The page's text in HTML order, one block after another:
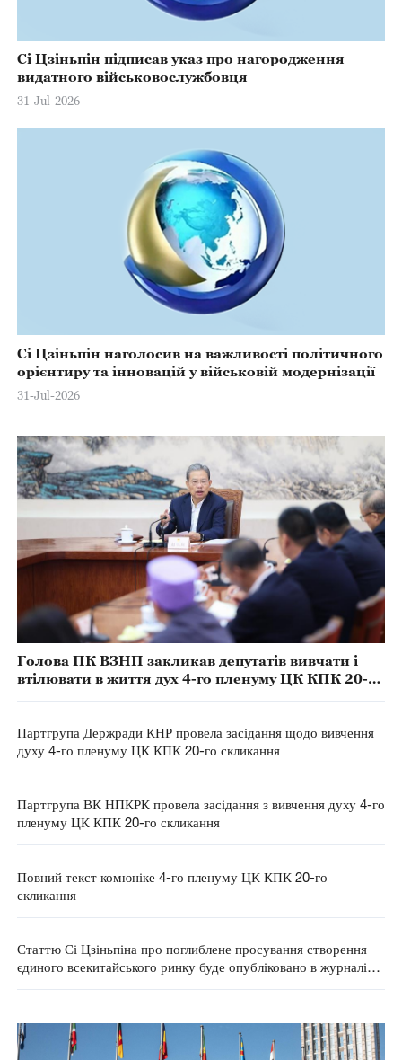
Сі Цзіньпін підписав указ про нагородження
видатного військовослужбовця
31-Jul-2026
Сі Цзіньпін наголосив на важливості політичного
орієнтиру та інновацій у військовій модернізації
31-Jul-2026
Голова ПК ВЗНП закликав депутатів вивчати і
втілювати в життя дух 4-го пленуму ЦК КПК 20-го
Партгрупа Держради КНР провела засідання щодо вивчення
духу 4-го пленуму ЦК КПК 20-го скликання
Партгрупа ВК НПКРК провела засідання з вивчення духу 4-го
пленуму ЦК КПК 20-го скликання
Повний текст комюніке 4-го пленуму ЦК КПК 20-го
скликання
Статтю Сі Цзіньпіна про поглиблене просування створення
єдиного всекитайського ринку буде опубліковано в журналі